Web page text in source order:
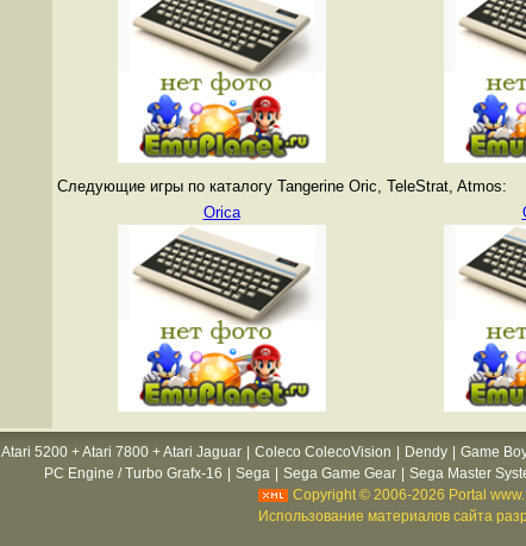
Следующие игры по каталогу Tangerine Oric, TeleStrat, Atmos:
Orica
Atari 5200 + Atari 7800 + Atari Jaguar Coleco ColecoVision Dendy Game
PC Engine / Turbo Grafx-16
Sega Sega Game Gear Sega Master
Copyright © 2006-2026 Portal
Использование материалов сайта